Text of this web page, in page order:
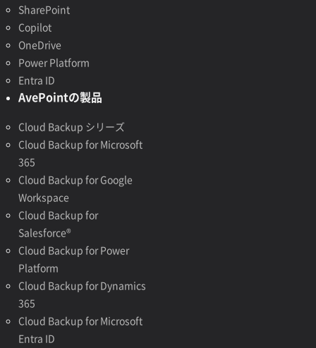
SharePoint
Copilot
OneDrive
Power Platform
Entra ID
AvePointの製品
Cloud Backup シリーズ
Cloud Backup for Microsoft
365
Cloud Backup for Google
Workspace
Cloud Backup for
Salesforce®
Cloud Backup for Power
Platform
Cloud Backup for Dynamics
365
Cloud Backup for Microsoft
Entra ID